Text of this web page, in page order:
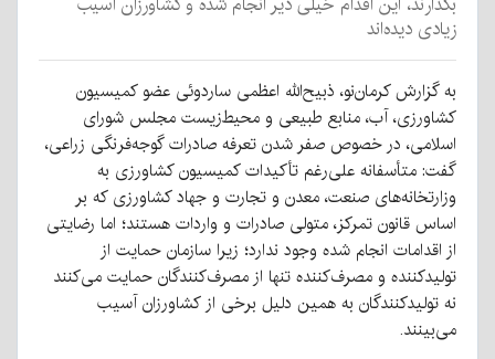
زیادی دیده‌اند
به گزارش کرمان‌نو، ذبیح‌الله اعظمی ساردوئی عضو کمیسیون
کشاورزی، آب، منابع طبیعی و محیط‌زیست مجلس شورای
اسلامی، در خصوص صفر شدن تعرفه صادرات گوجه‌فرنگی زراعی،
گفت: متأسفانه علی‌رغم تأکیدات کمیسیون کشاورزی به
وزارتخانه‌های صنعت، معدن و تجارت و جهاد کشاورزی که بر
اساس قانون تمرکز، متولی صادرات و واردات هستند؛ اما رضایتی
از اقدامات انجام شده وجود ندارد؛ زیرا سازمان حمایت از
تولیدکننده و مصرف‌کننده تنها از مصرف‌کنندگان حمایت می‌کنند
نه تولیدکنندگان به همین دلیل برخی از کشاورزان آسیب
می‌بینند.